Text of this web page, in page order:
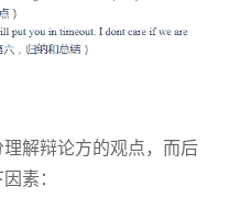
解辩论方的观点，而后
素：